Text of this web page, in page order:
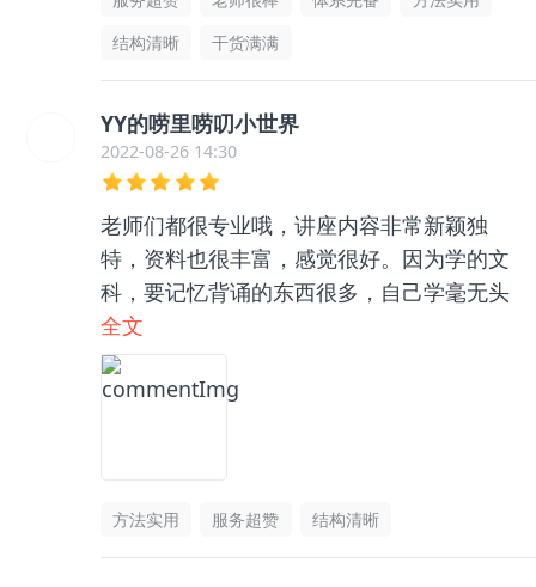
结构清晰
干货满满
YY的唠里唠叨小世界
2022-08-26 14:30
老师们都很专业哦，讲座内容非常新颖独
特，资料也很丰富，感觉很好。因为学的文
科，要记忆背诵的东西很多，自己学毫无头
绪，和咨询老师聊了之后收获很大，逻辑框
架清晰了很多，总之很推荐👍🏻
全文
方法实用 服务超赞 结构清晰